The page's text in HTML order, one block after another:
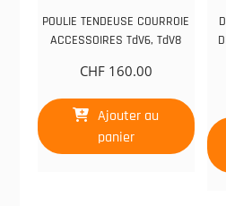
POULIE TENDEUSE COURROIE
ACCESSOIRES TdV6, TdV8
CHF160.00
Ajouter au
panier